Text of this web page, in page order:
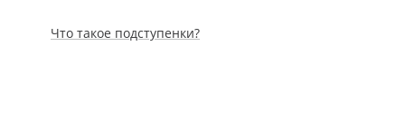
Что такое подступенки?